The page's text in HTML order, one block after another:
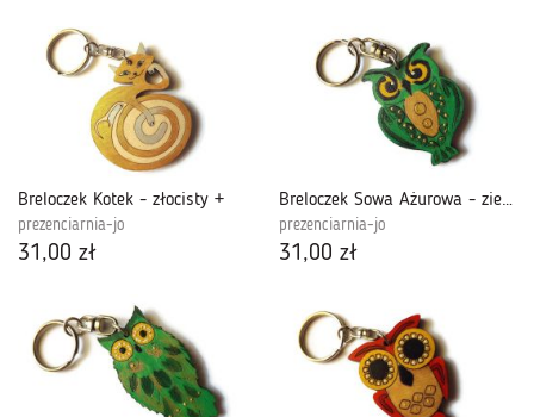
Breloczek Kotek - złocisty +
prezenciarnia-jo
31,00 zł
Breloczek Sowa Ażurowa - zieleń jasna
prezenciarnia-jo
31,00 zł